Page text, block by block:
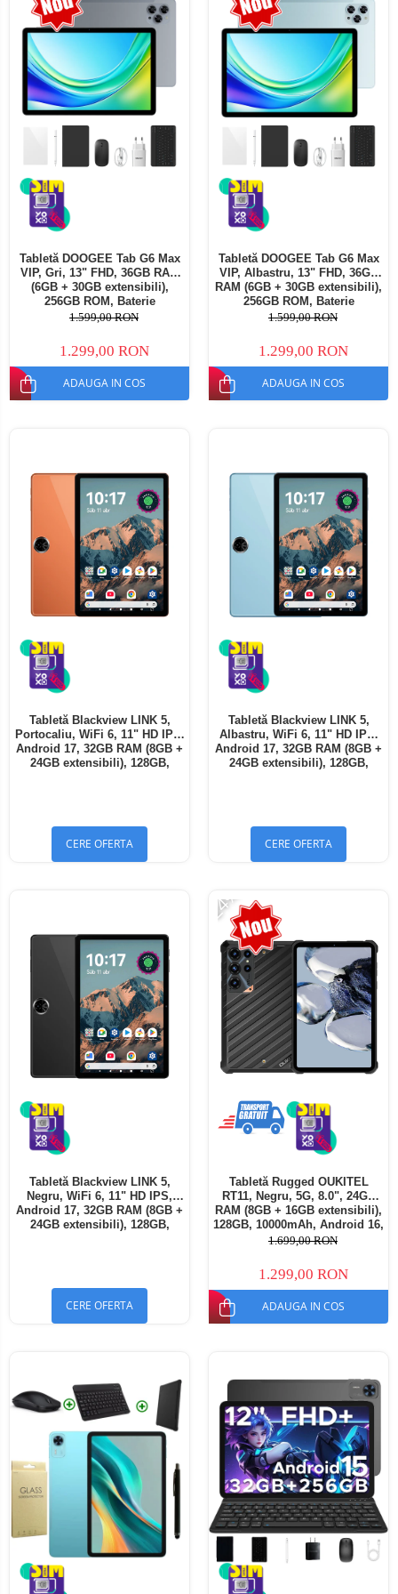
Telefoane mobile Ulefone
Telefoane mobile Unihertz
Telefoane mobile Cubot
Telefoane mobile Blackview
Telefoane mobile OSCAL
Telefoane mobile Fossibot
Telefoane mobile Lagenio
Telefoane mobile Samsung
Telefoane mobile iSEN
Telefoane mobile HUAWEI
Telefoane mobile iHunt
Telefoane mobile Xiaomi
Telefoane mobile Realme
Telefoane mobile ZTE Nubia
Tabletă DOOGEE Tab G6 Max
VIP, Gri, 13" FHD, 36GB RAM
(6GB + 30GB extensibili),
256GB ROM, Baterie
10800mAh, Android, Wi-Fi
1.599,00 RON
1.299,00 RON
ADAUGA IN COS
Tabletă DOOGEE Tab G6 Max
VIP, Albastru, 13" FHD, 36GB
RAM (6GB + 30GB extensibili),
256GB ROM, Baterie
10800mAh, Android, Wi-Fi
1.599,00 RON
1.299,00 RON
ADAUGA IN COS
Tabletă Blackview LINK 5,
Portocaliu, WiFi 6, 11" HD IPS,
Android 17, 32GB RAM (8GB +
24GB extensibili), 128GB,
CERE OFERTA
Tabletă Blackview LINK 5,
Albastru, WiFi 6, 11" HD IPS,
Android 17, 32GB RAM (8GB +
24GB extensibili), 128GB,
CERE OFERTA
Tabletă Blackview LINK 5,
Negru, WiFi 6, 11" HD IPS,
Android 17, 32GB RAM (8GB +
24GB extensibili), 128GB,
CERE OFERTA
-24%
Tabletă Rugged OUKITEL
RT11, Negru, 5G, 8.0", 24GB
RAM (8GB + 16GB extensibili),
128GB, 10000mAh, Android 16,
Cameră 16MP AI, Dock
1.699,00 RON
1.299,00 RON
ADAUGA IN COS